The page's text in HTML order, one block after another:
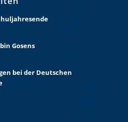
Gosens
bei der Deutschen